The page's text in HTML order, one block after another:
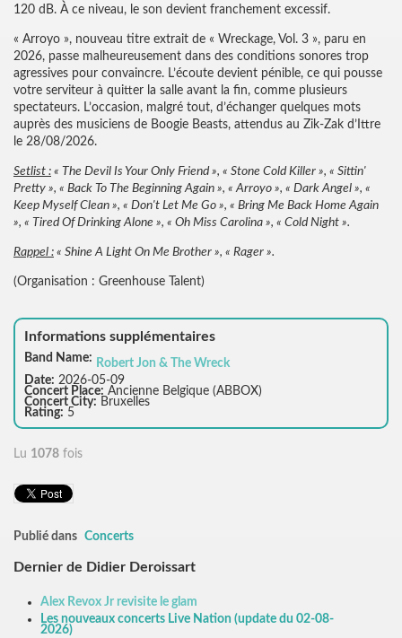
120 dB. À ce niveau, le son devient franchement excessif.
« Arroyo », nouveau titre extrait de « Wreckage, Vol. 3 », paru en
2026, passe malheureusement dans des conditions sonores trop
agressives pour convaincre. L’écoute devient pénible, ce qui pousse
votre serviteur à quitter la salle avant la fin, comme plusieurs
spectateurs. L’occasion, malgré tout, d’échanger quelques mots
auprès des musiciens de Boogie Beasts, attendus au Zik-Zak d’Ittre
le 28/08/2026.
Setlist : « The Devil Is Your Only Friend », « Stone Cold Killer », « Sittin'
Pretty », « Back To The Beginning Again », « Arroyo », « Dark Angel », «
Keep Myself Clean », « Don't Let Me Go », « Bring Me Back Home Again
», « Tired Of Drinking Alone », « Oh Miss Carolina », « Cold Night ».
Rappel : « Shine A Light On Me Brother », « Rager ».
(Organisation : Greenhouse Talent)
Informations supplémentaires
Band Name: Robert Jon & The Wreck
Date: 2026-05-09
Concert Place: Ancienne Belgique (ABBOX)
Concert City: Bruxelles
Rating: 5
Lu 1078 fois
Publié dans Concerts
Dernier de Didier Deroissart
Alex Revox Jr revisite le glam
Les nouveaux concerts Live Nation (update du 02-08-
2026)